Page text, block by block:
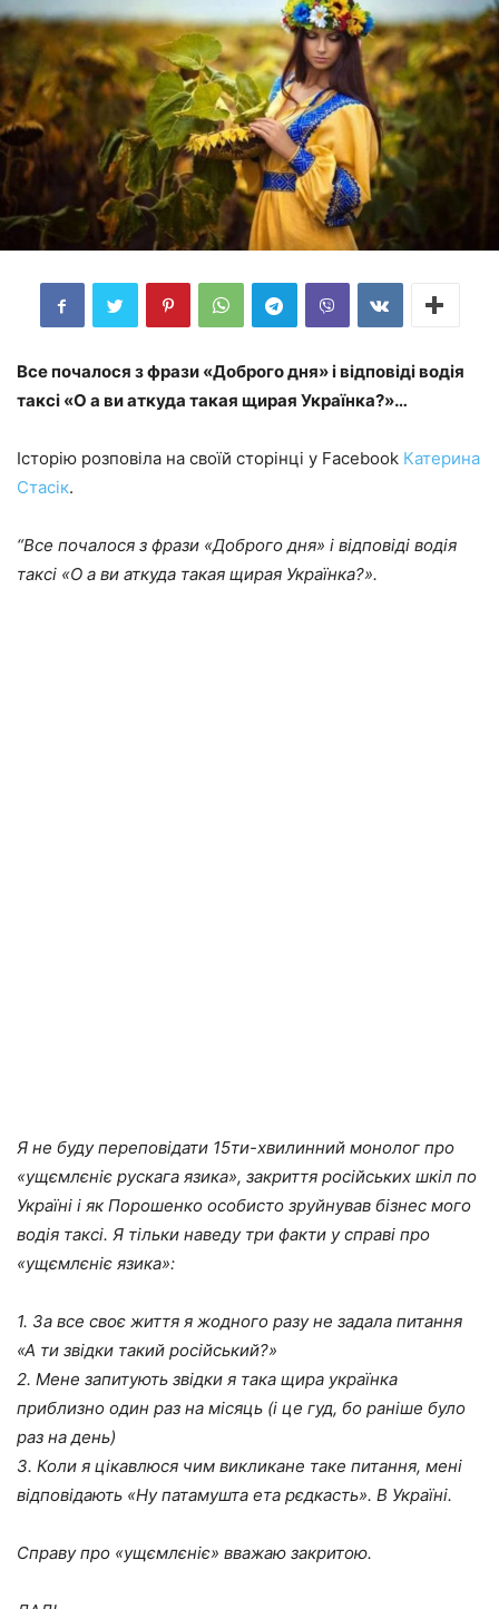
Все почалося з фрази «Доброго дня» і відповіді водія
таксі «О а ви аткуда такая щирая Українка?»…
Історію розповіла на своїй сторінці у Facebook Катерина
Стасік.
“Все почалося з фрази «Доброго дня» і відповіді водія
таксі «О а ви аткуда такая щирая Українка?».
Я не буду переповідати 15ти-хвилинний монолог про
«ущємлєніє рускага язика», закриття російських шкіл по
Україні і як Порошенко особисто зруйнував бізнес мого
водія таксі. Я тільки наведу три факти у справі про
«ущємлєніє язика»:
1. За все своє життя я жодного разу не задала питання
«А ти звідки такий російський?»
2. Мене запитують звідки я така щира українка
приблизно один раз на місяць (і це гуд, бо раніше було
раз на день)
3. Коли я цікавлюся чим викликане таке питання, мені
відповідають «Ну патамушта ета рєдкасть». В Україні.
Справу про «ущємлєніє» вважаю закритою.